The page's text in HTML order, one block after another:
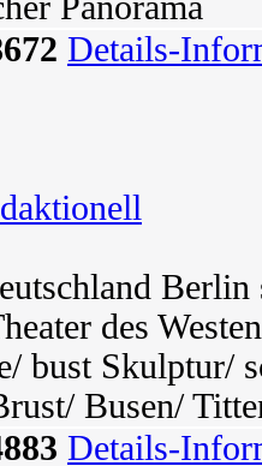
Details-
Berlin
des
bust Skulptur/
Busen/
Details-